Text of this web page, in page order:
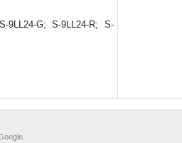
9LL24-G; S-9LL24-R; S-